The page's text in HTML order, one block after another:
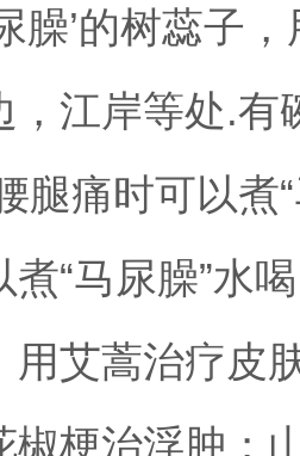
臊’的树蕊子
，江岸等处.有
腿痛时可以煮
煮“马尿臊”水
用艾蒿治疗皮
椒梗治浮肿；